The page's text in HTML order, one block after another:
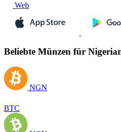
Web
Beliebte Münzen für
NGN
BTC